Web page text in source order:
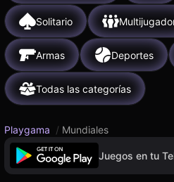
Solitario
Armas Deportes
Todas las categorías
Playgama / Mundiales
Juegos en tu